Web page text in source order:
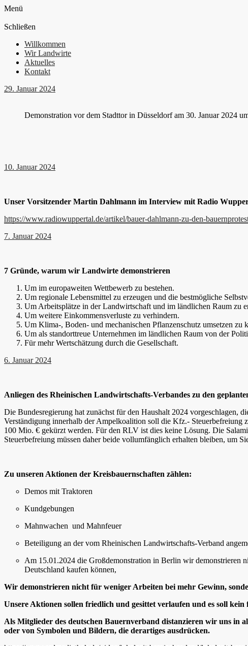
Menü
Schließen
Willkommen
Wir Landwirte
Aktuelles
Kontakt
29. Januar 2024
Demonstration vor dem Stadttor in Düsseldorf am 30. Januar 2024
10. Januar 2024
Unser Vorsitzender Martin Dahlmann im Interview mit Radio
https://www.radiowuppertal.de/artikel/bauer-dahlmann-zu-den-
7. Januar 2024
7 Gründe, warum wir Landwirte demonstrieren
Um im europaweiten Wettbewerb zu bestehen.
Um regionale Lebensmittel zu erzeugen und die bestmögliche
Um Arbeitsplätze in der Landwirtschaft und im ländlichen Raum zu
Um weitere Einkommensverluste zu verhindern.
Um Klima-, Boden- und mechanischen Pflanzenschutz umsetzen zu
Um als standorttreue Unternehmen im ländlichen Raum von der
Für mehr Wertschätzung durch die Gesellschaft.
6. Januar 2024
Anliegen des Rheinischen Landwirtschafts-Verbandes zu den
Die Bundesregierung hat zunächst für den Haushalt 2024 vorgeschlagen,
Verständigung innerhalb der Ampelkoalition soll die Kfz.- Steuerbefreiung
100 Mio. € gekürzt werden. Für den RLV ist dies keine Lösung. Die
Steuerbefreiung müssen daher beide vollumfänglich erhalten bleiben, um
Zu unseren Aktionen der Kreisbauernschaften zählen:
Demos mit Traktoren
Kundgebungen
Mahnwachen und Mahnfeuer
Beteiligung an der vom Rheinischen Landwirtschafts-Verband
Am 15.01.2024 die Großdemonstration in Berlin wir demonstrieren
Deutschland kaufen können,
Wir demonstrieren nicht für weniger Arbeiten bei mehr Gewinn,
Unsere Aktionen sollen friedlich und gesittet verlaufen und es soll
Als Mitglieder des deutschen Bauernverband distanzieren wir uns in
oder von Symbolen und Bildern, die derartiges ausdrücken.